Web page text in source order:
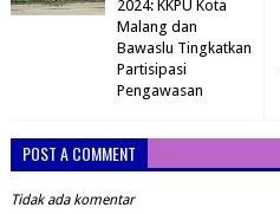
2024: KKPU Kota
Malang dan
Bawaslu Tingkatkan
Partisipasi
Pengawasan
POST A COMMENT
Tidak ada komentar